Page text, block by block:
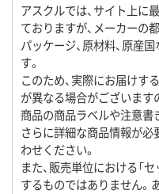
アスクルでは、サイト上に
ておりますが、メーカーの都
パッケージ、原材料、原産
す。
このため、実際にお届けす
が異なる場合がございます
商品の商品ラベルや注意書
さらに詳細な商品情報が必
わせください。
また、販売単位における「
するものではありません。